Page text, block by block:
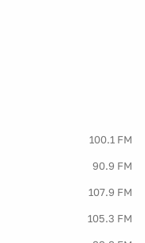
100.1 FM
90.9 FM
107.9 FM
105.3 FM